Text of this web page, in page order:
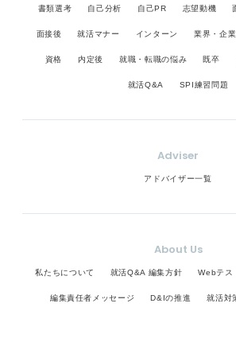
書類選考 自己分析 自己PR 志望動機
面接後 就活マナー インターン 業界・企
資格 内定後 就職・転職の悩み 既卒
就活Q&A SPI練習問題
Adviser
アドバイザー一覧
About Us
私たちについて 就活Q&A 編集方針 Webテス
編集責任者メッセージ D&Iの推進 就活対